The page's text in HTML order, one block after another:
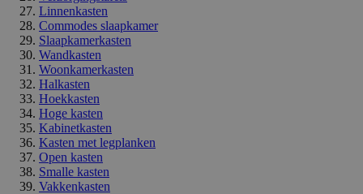
Linnenkasten
Commodes slaapkamer
Slaapkamerkasten
Wandkasten
Woonkamerkasten
Halkasten
Hoekkasten
Hoge kasten
Kabinetkasten
Kasten met legplanken
Open kasten
Smalle kasten
Vakkenkasten